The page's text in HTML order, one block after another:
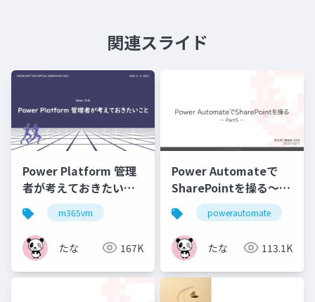
関連スライド
Power Platform 管理
者が考えておきたいこ
と
m365vm
たな 167K
Power Automateで
SharePointを操る～
Part5～powerautomate
たな 113.1K